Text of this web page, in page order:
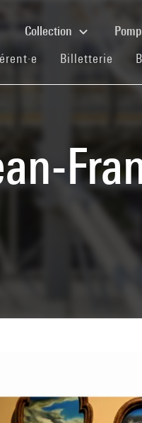
Collection
(current)
Billetterie